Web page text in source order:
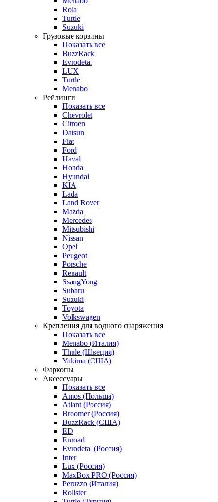
Rola
Turtle
Suzuki
Грузовые корзины
Показать все
BuzzRack
Evrodetal
LUX
Turtle
Menabo
Рейлинги
Показать все
Chevrolet
Citroen
Datsun
Fiat
Ford
Haval
Honda
Hyundai
KIA
Lada
Land Rover
Mazda
Mercedes
Mitsubishi
Nissan
Opel
Peugeot
Porsche
Renault
SsangYong
Subaru
Suzuki
Toyota
Volkswagen
Крепления для водного снаряжения
Показать все
Menabo (Италия)
Thule (Швеция)
Yakima (США)
Фаркопы
Аксессуары
Показать все
Amos (Польша)
Atlant (Россия)
Broomer (Россия)
BuzzRack (США)
ED
Enroad
Evrodetal (Россия)
Inter
Lux (Россия)
MaxBox PRO (Россия)
Peruzzo (Италия)
Rollster